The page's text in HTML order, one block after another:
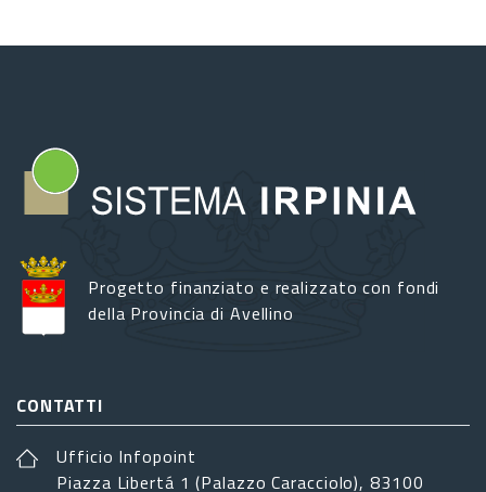
Progetto finanziato e realizzato con fondi
della Provincia di Avellino
CONTATTI
Ufficio Infopoint
Piazza Libertá 1 (Palazzo Caracciolo), 83100